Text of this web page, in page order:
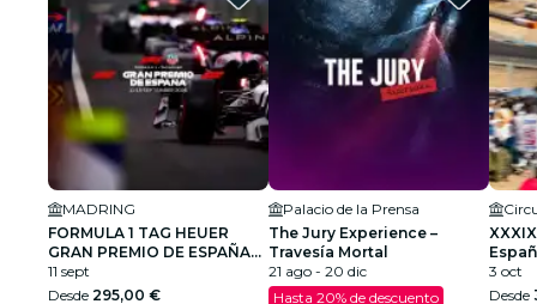
MADRING
FORMULA 1 TAG HEUER
GRAN PREMIO DE ESPAÑA
2026
11 sept
Desde 295,00 €
Palacio de la Prensa
The Jury Experience –
Travesía Mortal
21 ago - 20 dic
Hasta 20% de descuento
3 oct
Desde